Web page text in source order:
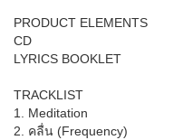
PRODUCT ELEMENTS
CD
LYRICS BOOKLET
TRACKLIST
1. Meditation
2. คลื่น (Frequency)